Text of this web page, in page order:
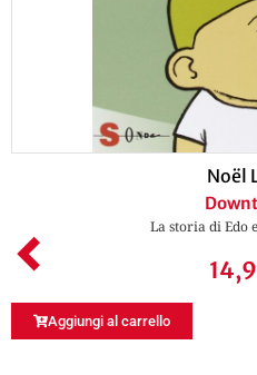
Noël
La storia di Edo
Aggiungi al carrello